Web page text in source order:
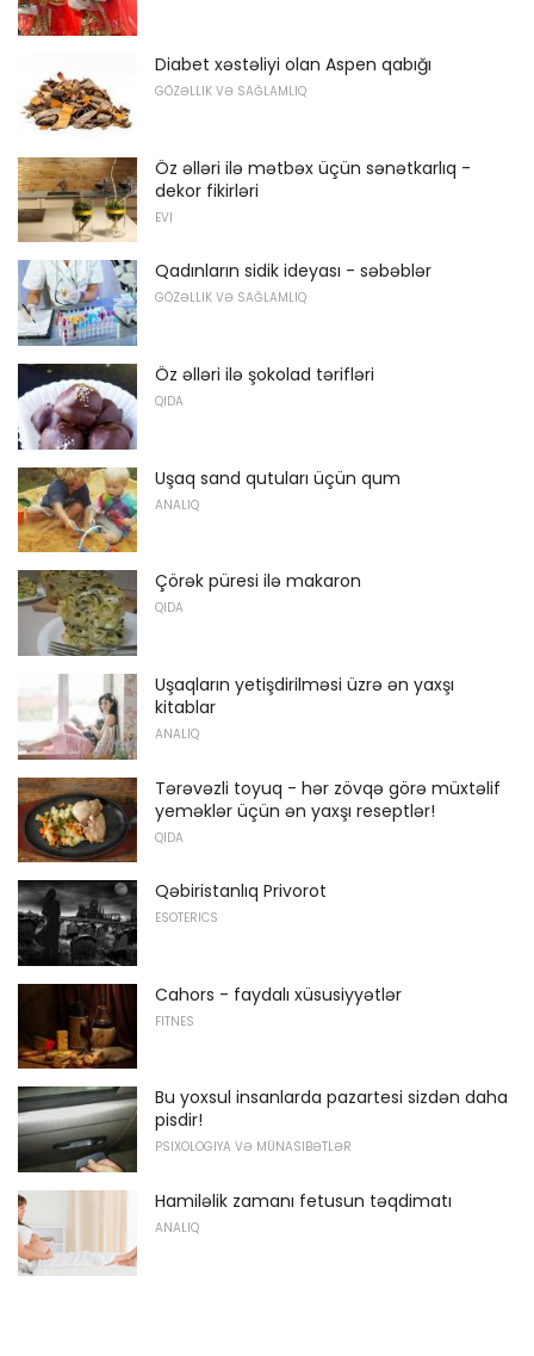
Diabet xəstəliyi olan Aspen qabığı
GÖZƏLLIK VƏ SAĞLAMLIQ
Öz əlləri ilə mətbəx üçün sənətkarlıq -
dekor fikirləri
EVI
Qadınların sidik ideyası - səbəblər
GÖZƏLLIK VƏ SAĞLAMLIQ
Öz əlləri ilə şokolad tərifləri
QIDA
Uşaq sand qutuları üçün qum
ANALIQ
Çörək püresi ilə makaron
QIDA
Uşaqların yetişdirilməsi üzrə ən yaxşı
kitablar
ANALIQ
Tərəvəzli toyuq - hər zövqə görə müxtəlif
yeməklər üçün ən yaxşı reseptlər!
QIDA
Qəbiristanlıq Privorot
ESOTERICS
Cahors - faydalı xüsusiyyətlər
FITNES
Bu yoxsul insanlarda pazartesi sizdən daha
pisdir!
PSIXOLOGIYA VƏ MÜNASIBƏTLƏR
Hamiləlik zamanı fetusun təqdimatı
ANALIQ